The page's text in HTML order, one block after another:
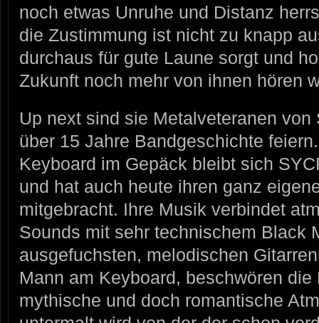
noch etwas Unruhe und Distanz
die Zustimmung ist nicht zu knapp
durchaus für gute Laune sorgt und
Zukunft noch mehr von ihnen hören
Up next sind sie Metalveteranen
über 15 Jahre Bandgeschichte
Keyboard im Gepäck bleibt sich
und hat auch heute ihren ganz
mitgebracht. Ihre Musik verbindet
Sounds mit sehr technischem Black
ausgefuchsten, melodischen
Mann am Keyboard, beschwören
mythische und doch romantische